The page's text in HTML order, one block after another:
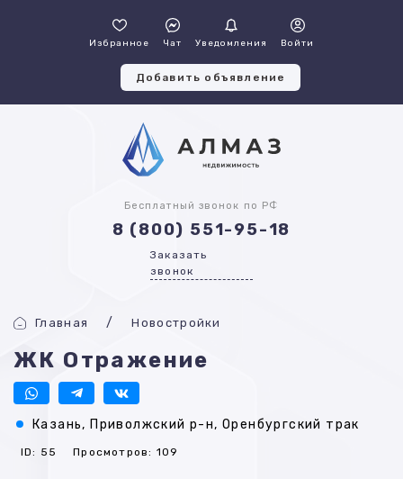
Избранное Чат Уведомления Войти
Добавить объявление
Бесплатный звонок по РФ
8 (800) 551-95-18
Заказать
звонок
Главная Новостройки
ЖК Отражение
Казань, Приволжский р-н, Оренбургский трак
ID: 55 Просмотров: 109